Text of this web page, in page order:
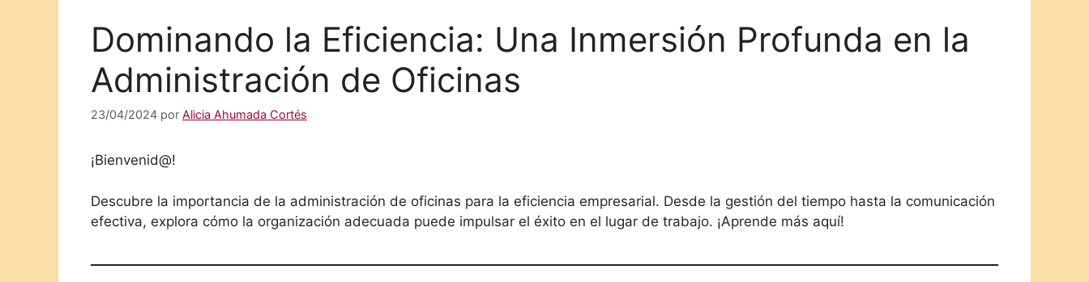
Dominando la Eficiencia: Una Inmersión Profunda en la
Administración de Oficinas
23/04/2024 por Alicia Ahumada Cortés
¡Bienvenid@!
Descubre la importancia de la administración de oficinas para la eficiencia empresarial. Desde la gestión del tiempo hasta la comunicación
efectiva, explora cómo la organización adecuada puede impulsar el éxito en el lugar de trabajo. ¡Aprende más aquí!